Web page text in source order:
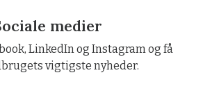
medier
LinkedIn og Instagram og få
vigtigste nyheder.